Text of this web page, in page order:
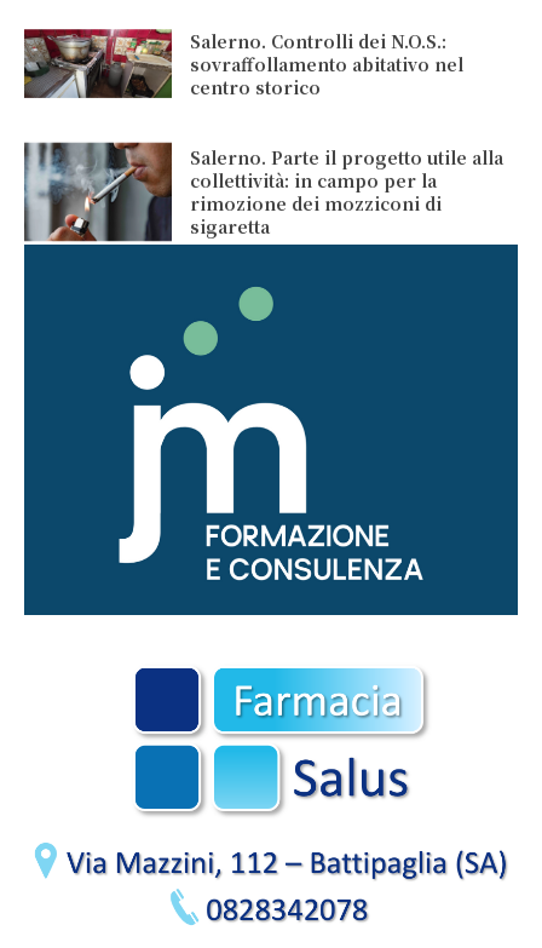
Salerno. Controlli dei N.O.S.:
sovraffollamento abitativo nel
centro storico
Salerno. Parte il progetto utile alla
collettività: in campo per la
rimozione dei mozziconi di
sigaretta